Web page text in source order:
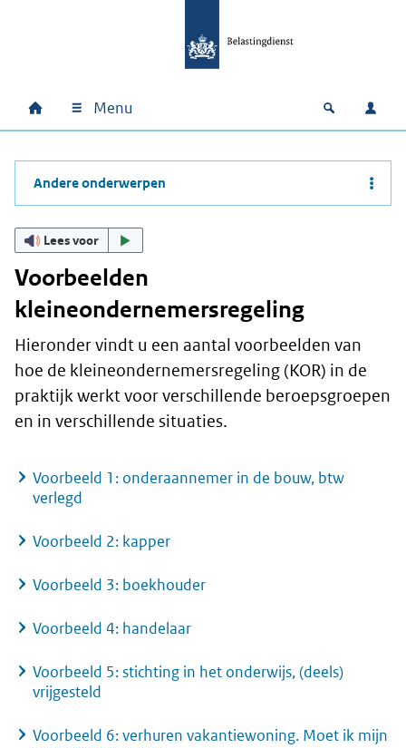
Hoofdnavigatie
Home Menu Open
Andere onderwerpen
Lees voor
Voorbeelden
kleineondernemersregeling
Hieronder vindt u een aantal voorbeelden van
hoe de kleineondernemersregeling (KOR) in de
praktijk werkt voor verschillende beroepsgroepen
en in verschillende situaties.
Voorbeeld 1: onderaannemer in de bouw, btw
verlegd
Voorbeeld 2: kapper
Voorbeeld 3: boekhouder
Voorbeeld 4: handelaar
Voorbeeld 5: stichting in het onderwijs, (deels)
vrijgesteld
Voorbeeld 6: verhuren vakantiewoning. Moet ik mijn